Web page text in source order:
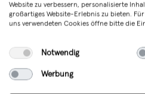
studio na.hili -
Berlin/Dresden
Schmuck & Dinge,
schöner machen.
Website zu verbessern, personalisierte
großartiges Website-Erlebnis zu bieten.
uns verwendeten Cookies öffne bitte die
Notwendig
Werbung